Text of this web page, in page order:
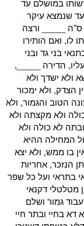
שנמצא עיקר
_____ ורצה
לו, ואם הותירו
בני גד ובני
הדירה _____,
ולא ישדך ולא
הצדק, ולא ימכור
הטוב והגמור, ולא
ולא מקצתה ולא
לא כולה ולא
המחילה ההיא
בו ממש, ולא יצא
הנזכר, אחריות
בתראי ועל כל שפר
מטלטלי דקנאי
גמור ושלם
בחיי ובתר חיי